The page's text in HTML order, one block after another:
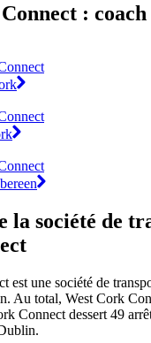
: coach
la société de
est une société de
Au total, West Cork
Connect dessert 49